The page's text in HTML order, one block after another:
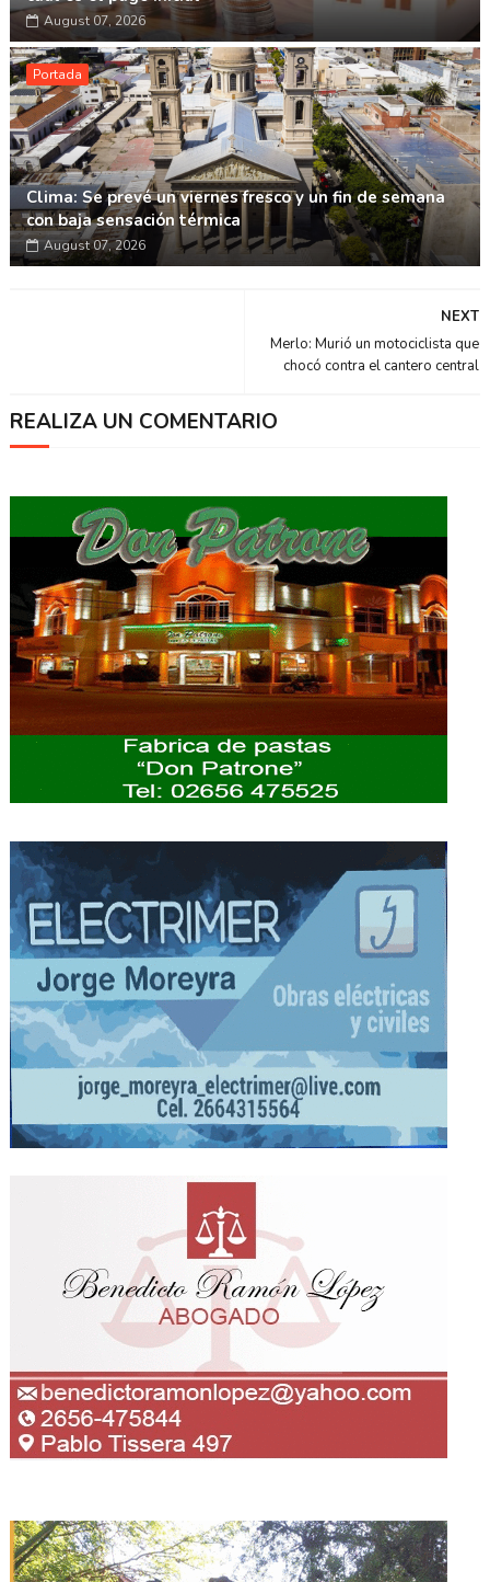
August 07, 2026
Portada
Clima: Se prevé un viernes fresco y un fin de semana
con baja sensación térmica
August 07, 2026
NEXT
Merlo: Murió un motociclista que
chocó contra el cantero central
REALIZA UN COMENTARIO